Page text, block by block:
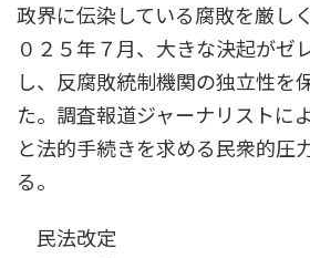
政界に伝染している腐敗を厳し
０２５年７月、大きな決起がゼ
し、反腐敗統制機関の独立性を
た。調査報道ジャーナリストに
と法的手続きを求める民衆的圧
る。
民法改定